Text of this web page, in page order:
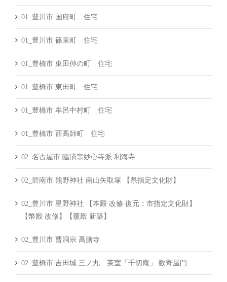
01_豊川市 国府町 住宅
01_豊川市 篠束町 住宅
01_豊橋市 東田仲の町 住宅
01_豊橋市 東田町 住宅
01_豊橋市 牟呂中村町 住宅
01_豊橋市 西高師町 住宅
02_名古屋市 臨済宗妙心寺派 利海寺
02_碧南市 熊野神社 南山矢取塚 【県指定文化財】
02_豊川市 星野神社 【本殿 改修 復元：市指定文化財】
【幣殿 改修】【覆殿 新築】
02_豊川市 曹洞宗 高膳寺
02_豊橋市 吉田城 三ノ丸 茶室「千切庵」 数寄屋門